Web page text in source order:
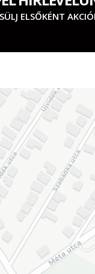
ELSŐKÉNT